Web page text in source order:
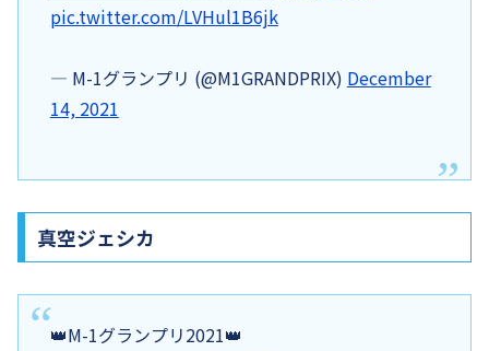
pic.twitter.com/LVHul1B6jk
— M-1グランプリ (@M1GRANDPRIX) December
14, 2021
真空ジェシカ
👑M-1グランプリ2021👑